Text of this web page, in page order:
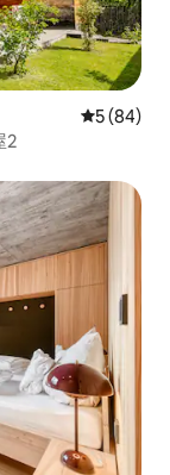
平均评分
5 (84)
2